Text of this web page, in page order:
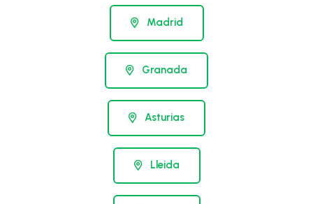
Madrid
Granada
Asturias
Lleida